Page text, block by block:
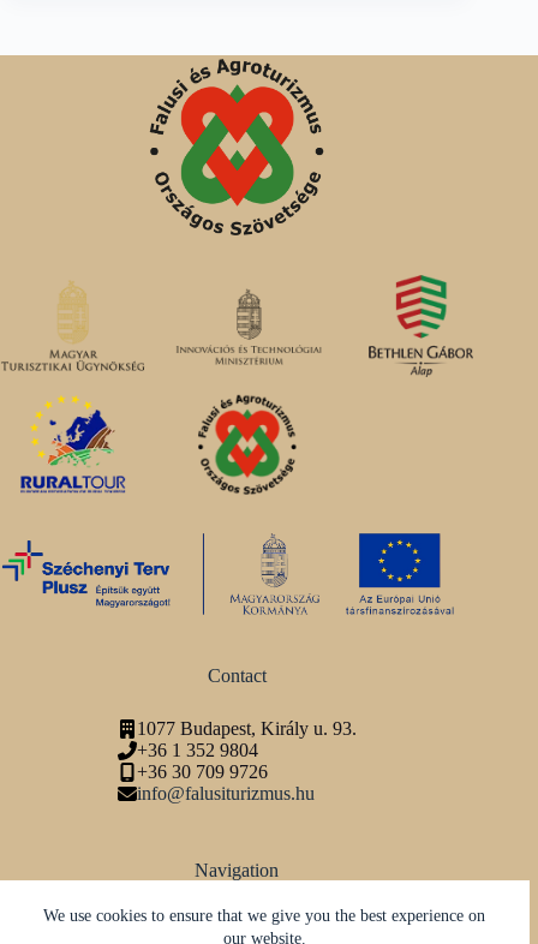
We use cookies to ensure that we give you the best experience on
our website.
Contact
1077 Budapest, Király u. 93.
+36 1 352 9804
+36 30 709 9726
info@falusiturizmus.hu
Navigation
Adatvédelmi tájékoztató